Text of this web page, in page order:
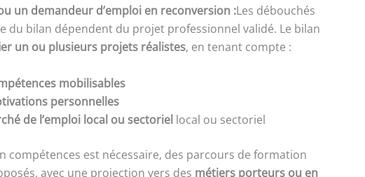
un demandeur d’emploi en reconversion :Les débouchés
du bilan dépendent du projet professionnel validé. Le bilan
un ou plusieurs projets réalistes, en tenant compte :
mobilisables
personnelles
de l’emploi local ou sectoriel local ou sectoriel
compétences est nécessaire, des parcours de formation
avec une projection vers des métiers porteurs ou en